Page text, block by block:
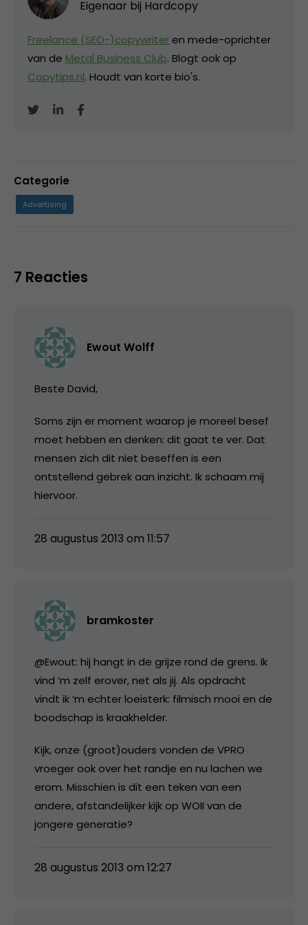
Eigenaar bij Hardcopy
Freelance (SEO-)copywriter en mede-oprichter
van de Metal Business Club. Blogt ook op
Copytips.nl. Houdt van korte bio's.
Categorie
Advertising
7 Reacties
Ewout Wolff
Beste David,
Soms zijn er moment waarop je moreel besef
moet hebben en denken: dit gaat te ver. Dat
mensen zich dit niet beseffen is een
ontstellend gebrek aan inzicht. Ik schaam mij
hiervoor.
28 augustus 2013 om 11:57
bramkoster
@Ewout: hij hangt in de grijze rond de grens. Ik
vind ‘m zelf erover, net als jij. Als opdracht
vindt ik ‘m echter loeisterk: filmisch mooi en de
boodschap is kraakhelder.
Kijk, onze (groot)ouders vonden de VPRO
vroeger ook over het randje en nu lachen we
erom. Misschien is dit een teken van een
andere, afstandelijker kijk op WOII van de
jongere generatie?
28 augustus 2013 om 12:27